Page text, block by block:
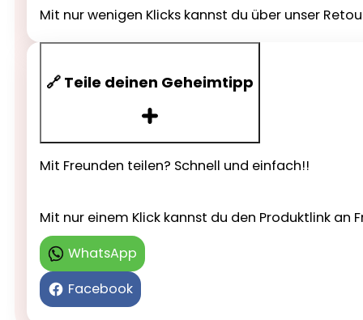
Mit nur wenigen Klicks kannst du über unser
🔗 Teile deinen Geheimtipp
Mit Freunden teilen? Schnell und einfach!!
Mit nur einem Klick kannst du den Produktlink an
WhatsApp
Facebook